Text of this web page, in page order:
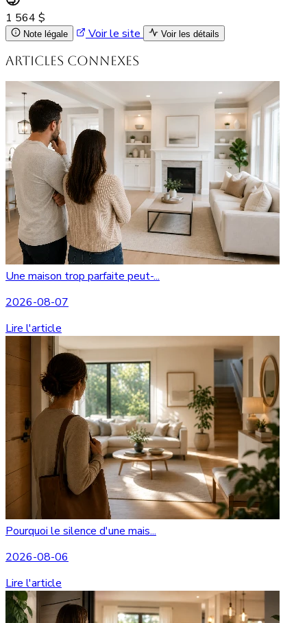
1 564 $
Note légale Voir le site Voir les détails
Articles connexes
Une maison trop parfaite peut-...
2026-08-07
Lire l'article
Pourquoi le silence d'une mais...
2026-08-06
Lire l'article